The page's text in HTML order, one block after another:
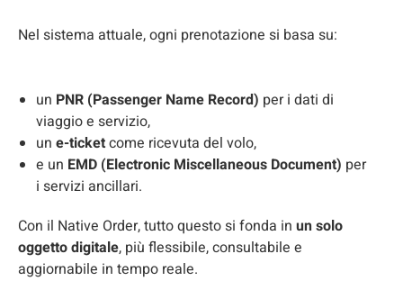
Nel sistema attuale, ogni prenotazione si basa su:
un PNR (Passenger Name Record) per i dati di
viaggio e servizio,
un e-ticketcome ricevuta del volo,
e un EMD (Electronic Miscellaneous Document) per
i servizi ancillari.
Con il Native Order, tutto questo si fonda in un solo
oggetto digitale, più flessibile, consultabile e
aggiornabile in tempo reale.